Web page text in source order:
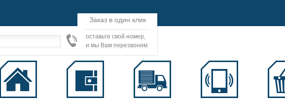
Заказ в один клик
оставьте свой номер,
и мы Вам перезвоним